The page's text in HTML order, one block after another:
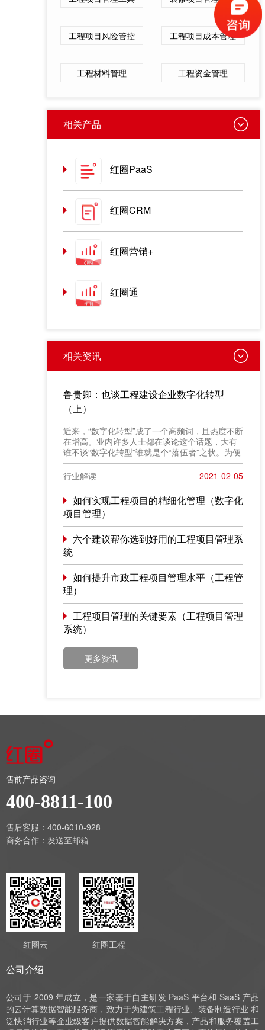
工程项目风险管控 工程项目成本管理
工程材料管理 工程资金管理
相关产品
红圈PaaS
红圈CRM
红圈营销+
红圈通
相关资讯
鲁贵卿：也谈工程建设企业数字化转型
（上）
近来，“数字化转型”成了一个高频词，且热度不断
在增高。业内许多人士都在谈论这个话题，大有
谁不谈“数字化转型”谁就是个“落伍者”之状。为便
于在相同语境下讨论问题，今天我也凑个热闹，
以“数字化转型”为题，谈一点粗浅认识，就教于同
行。
行业解读 2021-02-05
如何实现工程项目的精细化管理（数字化
项目管理）
六个建议帮你选到好用的工程项目管理系
统
如何提升市政工程项目管理水平（工程管
理）
工程项目管理的关键要素（工程项目管理
系统）
更多资讯
售前产品咨询
400-8811-100
售后客服：400-6010-928
商务合作： 发送至邮箱
红圈云 红圈工程
公司介绍
公司于 2009 年成立，是一家基于自主研发 PaaS 平台和 SaaS 产品
的云计算数据智能服务商，致力于为建筑工程行业、装备制造行业 和
泛快消行业等企业级客户提供数据智能解决方案，产品和服务覆盖工